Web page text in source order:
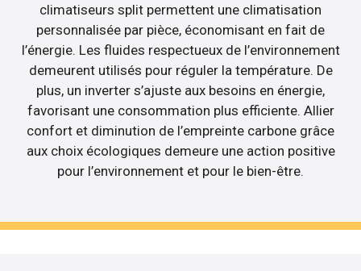
climatiseurs split permettent une climatisation
personnalisée par pièce, économisant en fait de
l’énergie. Les fluides respectueux de l’environnement
demeurent utilisés pour réguler la température. De
plus, un inverter s’ajuste aux besoins en énergie,
favorisant une consommation plus efficiente. Allier
confort et diminution de l’empreinte carbone grâce
aux choix écologiques demeure une action positive
pour l’environnement et pour le bien-être.